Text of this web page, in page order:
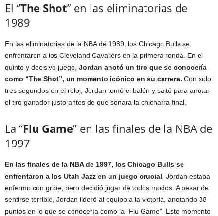
El “The Shot” en las eliminatorias de
1989
En las eliminatorias de la NBA de 1989, los Chicago Bulls se
enfrentaron a los Cleveland Cavaliers en la primera ronda. En el
quinto y decisivo juego, Jordan anotó un tiro que se conocería
como “The Shot”, un momento icónico en su carrera. Con solo
tres segundos en el reloj, Jordan tomó el balón y saltó para anotar
el tiro ganador justo antes de que sonara la chicharra final.
La “Flu Game” en las finales de la NBA de
1997
En las finales de la NBA de 1997, los Chicago Bulls se
enfrentaron a los Utah Jazz en un juego crucial. Jordan estaba
enfermo con gripe, pero decidió jugar de todos modos. A pesar de
sentirse terrible, Jordan lideró al equipo a la victoria, anotando 38
puntos en lo que se conocería como la “Flu Game”. Este momento